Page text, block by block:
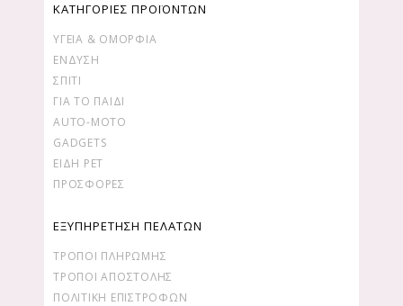
ΚΑΤΗΓΟΡΙΕΣ ΠΡΟΪΟΝΤΩΝ
ΥΓΕΊΑ & ΟΜΟΡΦΙΆ
ΕΝΔΥΣΗ
ΣΠΙΤΙ
ΓΙΑ ΤΟ ΠΑΙΔΙ
AUTO-MOTO
GADGETS
ΕΙΔΗ PET
ΠΡΟΣΦΟΡΕΣ
ΕΞΥΠΗΡΕΤΗΣΗ ΠΕΛΑΤΩΝ
ΤΡΌΠΟΙ ΠΛΗΡΩΜΉΣ
ΤΡΌΠΟΙ ΑΠΟΣΤΟΛΉΣ
ΠΟΛΙΤΙΚΉ ΕΠΙΣΤΡΟΦΏΝ